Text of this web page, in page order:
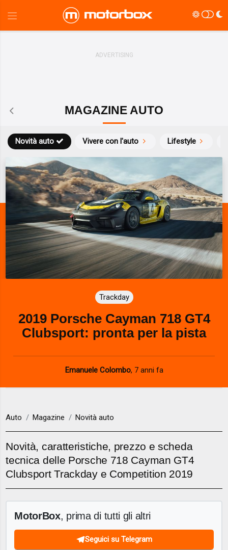
MAGAZINE AUTO
Novità auto Vivere con l'auto Lifestyle
Trackday
2019 Porsche Cayman 718 GT4
Clubsport: pronta per la pista
Emanuele Colombo, 7 anni fa
Auto Magazine Novità auto
Novità, caratteristiche, prezzo e scheda
tecnica delle Porsche 718 Cayman GT4
Clubsport Trackday e Competition 2019
MotorBox, prima di tutti gli altri
Seguici su Telegram